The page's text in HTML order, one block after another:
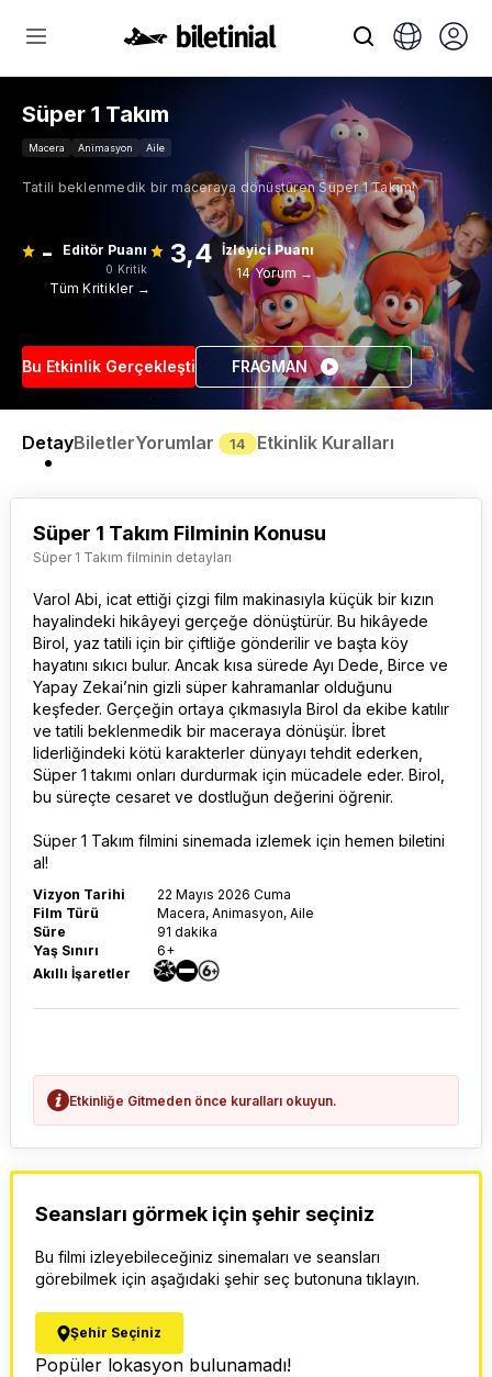
Süper 1 Takım
Macera Animasyon Aile
Tatili beklenmedik bir maceraya dönüştüren Süper 1 Takım!
- Editör Puanı
0 Kritik
Tüm Kritikler →
3,4 İzleyici Puanı
14 Yorum →
Bu Etkinlik Gerçekleşti FRAGMAN
DetayBiletlerYorumlar 14 Etkinlik Kuralları
Süper 1 Takım Filminin Konusu
Süper 1 Takım filminin detayları
Varol Abi, icat ettiği çizgi film makinasıyla küçük bir kızın
hayalindeki hikâyeyi gerçeğe dönüştürür. Bu hikâyede
Birol, yaz tatili için bir çiftliğe gönderilir ve başta köy
hayatını sıkıcı bulur. Ancak kısa sürede Ayı Dede, Birce ve
Yapay Zekai’nin gizli süper kahramanlar olduğunu
keşfeder. Gerçeğin ortaya çıkmasıyla Birol da ekibe katılır
ve tatili beklenmedik bir maceraya dönüşür. İbret
liderliğindeki kötü karakterler dünyayı tehdit ederken,
Süper 1 takımı onları durdurmak için mücadele eder. Birol,
bu süreçte cesaret ve dostluğun değerini öğrenir.
Süper 1 Takım filmini sinemada izlemek için hemen biletini
al!
Vizyon Tarihi
22 Mayıs 2026 Cuma
Film Türü
Macera, Animasyon, Aile
Süre
91 dakika
Yaş Sınırı
6+
Akıllı İşaretler
Etkinliğe Gitmeden önce kuralları okuyun.
Seansları görmek için şehir seçiniz
Bu filmi izleyebileceğiniz sinemaları ve seansları
görebilmek için aşağıdaki şehir seç butonuna tıklayın.
Şehir Seçiniz
Popüler lokasyon bulunamadı!